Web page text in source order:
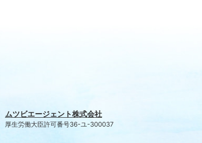
ムツビエージェント株式会社
厚生労働大臣許可番号36-ユ-300037